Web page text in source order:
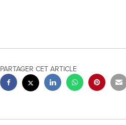
PARTAGER CET ARTICLE